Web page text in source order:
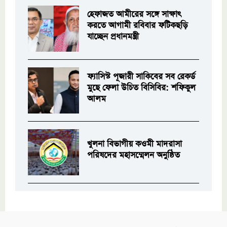
হেফাজত আমীরের সঙ্গে সাক্ষাৎ
করতে আগামী রবিবার ফটিকছড়ি
যাচ্ছেন প্রধানমন্ত্রী
ফ্যাসিস্ট পূজারী সাকিবের সব রেকর্ড
মুছে ফেলা উচিত বিসিবির: শফিকুল
আলম
খুলনা বিভাগীয় কওমী মাদরাসা
পরিষদের মহাসম্মেলন অনুষ্ঠিত